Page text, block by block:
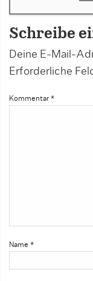
Schreibe
Deine E-Mail-
Erforderliche
Kommentar *
Name *